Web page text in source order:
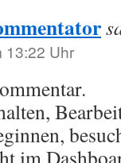
13:22 Uhr
im